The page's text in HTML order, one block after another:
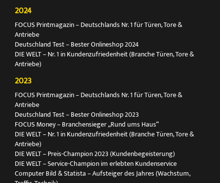
2024
FOCUS Printmagazin – Deutschlands Nr. 1 für Türen, Tore &
Antriebe
Deutschland Test – Bester Onlineshop 2024
DIE WELT – Nr. 1 in Kundenzufriedenheit (Branche Türen, Tore &
Antriebe)
2023
FOCUS Printmagazin – Deutschlands Nr. 1 für Türen, Tore &
Antriebe
Deutschland Test – Bester Onlineshop 2023
FOCUS Money – Branchensieger „Rund ums Haus“
DIE WELT – Nr. 1 in Kundenzufriedenheit (Branche Türen, Tore &
Antriebe)
DIE WELT – Preis-Champion 2023 (Kundenbegeisterung)
DIE WELT – Service-Champion im erlebten Kundenservice
Computer Bild & Statista – Aufsteiger des Jahres (Wachstum,